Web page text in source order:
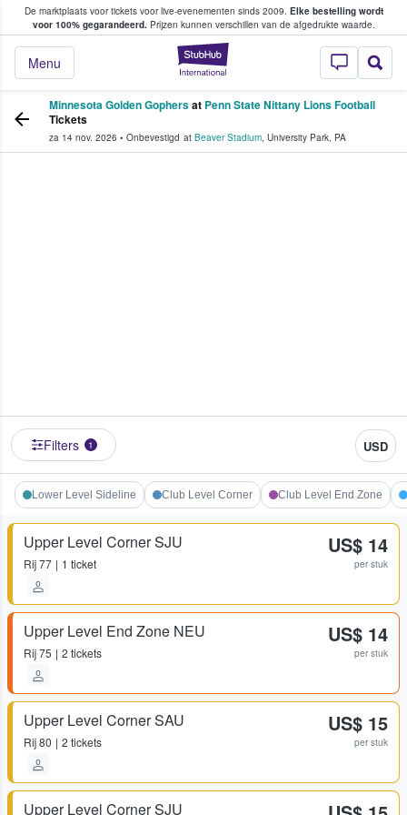
De marktplaats voor tickets voor live-evenementen sinds 2009. Elke bestelling wordt
voor 100% gegarandeerd.Prijzen kunnen verschillen van de afgedrukte waarde.
StubHub: waar
Menu
tickets kopen en verkopen
Minnesota Golden Gophersat Penn State Nittany Lions Football
Tickets
za 14 nov. 2026 • Onbevestigd at Beaver Stadium, University Park, PA
Filters 1 USD
Lower Level Sideline Club Level Corner Club Level End Zone
Upper Level Corner SJU
Rij77 1 ticket
US$ 14
per stuk
Upper Level End Zone NEU
Rij75 2 tickets
US$ 14
per stuk
Upper Level Corner SAU
Rij80 2 tickets
US$ 15
per stuk
Upper Level Corner SJU